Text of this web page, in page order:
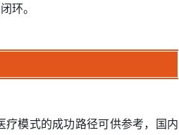
环。
模式的成功路径可供参考，国内